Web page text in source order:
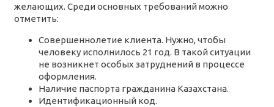
желающих. Среди основных требований можно
отметить:
Совершеннолетие клиента. Нужно, чтобы
человеку исполнилось 21 год. В такой ситуации
не возникнет особых затруднений в процессе
оформления.
Наличие паспорта гражданина Казахстана.
Идентификационный код.